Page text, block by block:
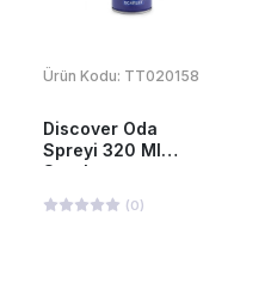
Ürün Kodu: TT020158
Discover Oda
Spreyi 320 Ml
Scarlet
(0)